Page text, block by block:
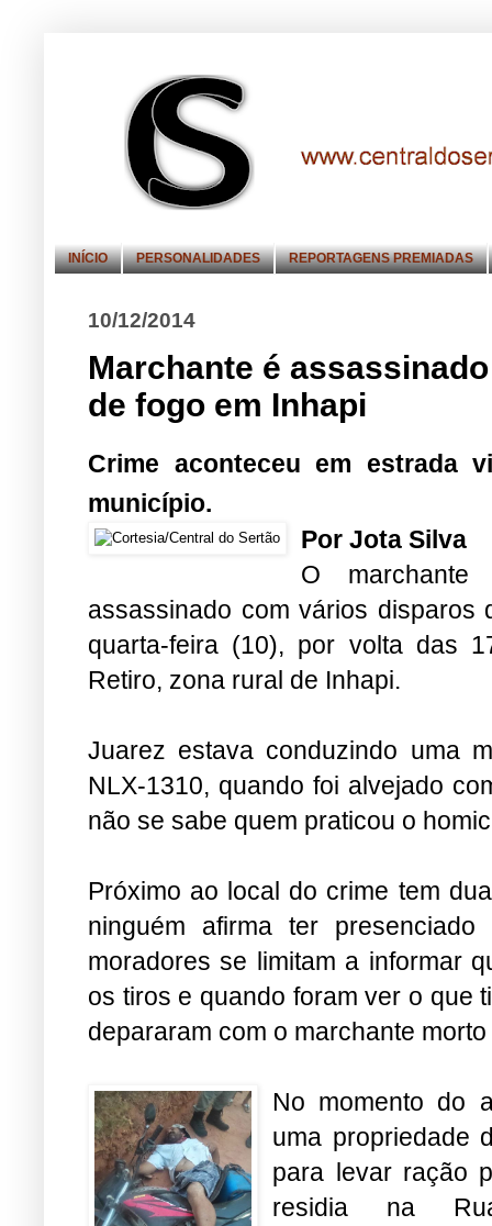
INÍCIO PERSONALIDADES REPORTAGENS PREMIADAS
10/12/2014
Marchante é
de fogo em Inhapi
Crime aconteceu em estrada
município.
Por Jota Silva
O
assassinado com vários
quarta-feira (10), por volta das
Retiro, zona rural de Inhapi.
Juarez estava conduzindo uma
NLX-1310, quando foi alvejado
não se sabe quem praticou o
Próximo ao local do crime tem
ninguém afirma ter
moradores se limitam a informar
os tiros e quando foram ver o que
depararam com o marchante
No momento do
uma propriedade
para levar ração
residia na